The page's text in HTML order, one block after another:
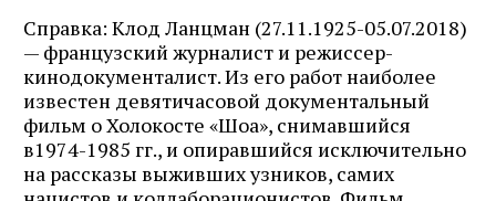
Справка: Клод Ланцман (27.11.1925-05.07.2018)
— французский журналист и режиссер-
кинодокументалист. Из его работ наиболее
известен девятичасовой документальный
фильм о Холокосте «Шоа», снимавшийся
в1974-1985 гг., и опиравшийся исключительно
на рассказы выживших узников, самих